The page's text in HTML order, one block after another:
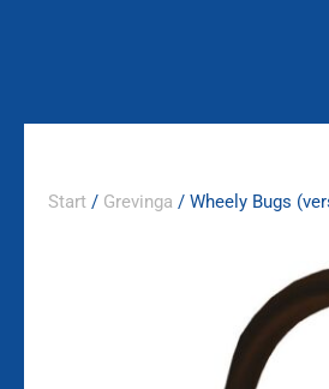
Start / Grevinga / Wheely Bugs